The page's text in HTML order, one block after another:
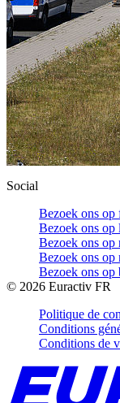
Social
Bezoek ons op
Bezoek ons op
Bezoek ons op
Bezoek ons op
Bezoek ons op
© 2026 Euractiv FR
Politique de
Conditions
Conditions de